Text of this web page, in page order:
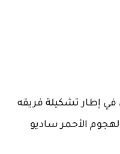
في إطار تشكيلة فريقه
الأحمر ساديو